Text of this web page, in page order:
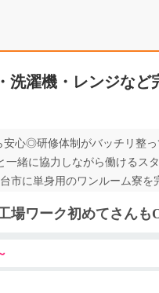
濯機・レンジなど
心◎研修体制がバッチリ整
緒に協力しながら働けるス
市に単身用のワンルーム寮
もあるから、自分らしさを大
間を満喫できます。一人暮
なら24時間いつでも受付中
場ワーク初めてさんも